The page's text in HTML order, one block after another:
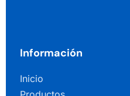
Información
Inicio